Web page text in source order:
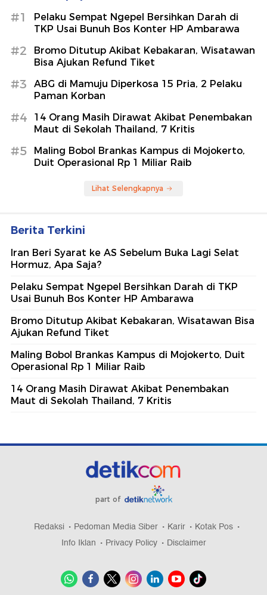
#1
Pelaku Sempat Ngepel Bersihkan Darah di
TKP Usai Bunuh Bos Konter HP Ambarawa
#2
Bromo Ditutup Akibat Kebakaran, Wisatawan
Bisa Ajukan Refund Tiket
#3
ABG di Mamuju Diperkosa 15 Pria, 2 Pelaku
Paman Korban
#4
14 Orang Masih Dirawat Akibat Penembakan
Maut di Sekolah Thailand, 7 Kritis
#5
Maling Bobol Brankas Kampus di Mojokerto,
Duit Operasional Rp 1 Miliar Raib
Lihat Selengkapnya
Berita Terkini
Iran Beri Syarat ke AS Sebelum Buka Lagi Selat
Hormuz, Apa Saja?
Pelaku Sempat Ngepel Bersihkan Darah di TKP
Usai Bunuh Bos Konter HP Ambarawa
Bromo Ditutup Akibat Kebakaran, Wisatawan Bisa
Ajukan Refund Tiket
Maling Bobol Brankas Kampus di Mojokerto, Duit
Operasional Rp 1 Miliar Raib
14 Orang Masih Dirawat Akibat Penembakan
Maut di Sekolah Thailand, 7 Kritis
part of
Redaksi Pedoman Media Siber Karir
Kotak Pos
Info Iklan
Privacy Policy Disclaimer